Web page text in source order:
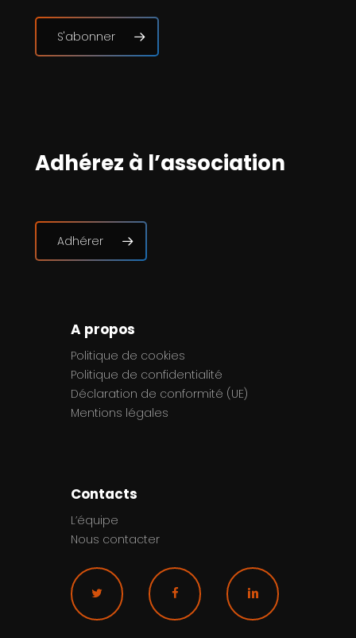
S'abonner
Adhérez à l’association
Adhérer
A propos
Politique de cookies
Politique de confidentialité
Déclaration de conformité (UE)
Mentions légales
Contacts
L’équipe
Nous contacter